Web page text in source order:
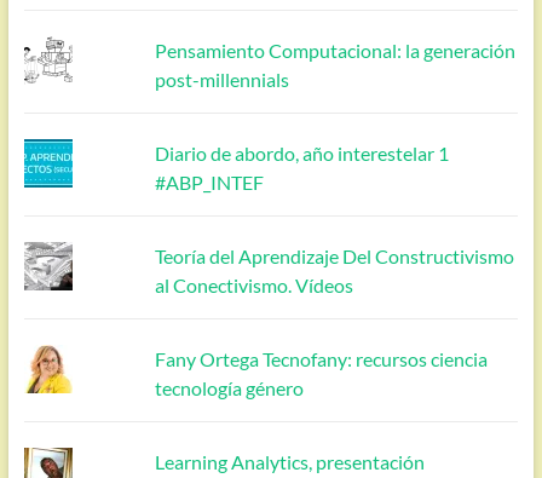
Pensamiento Computacional: la generación
post-millennials
Diario de abordo, año interestelar 1
#ABP_INTEF
Teoría del Aprendizaje Del Constructivismo
al Conectivismo. Vídeos
Fany Ortega Tecnofany: recursos ciencia
tecnología género
Learning Analytics, presentación